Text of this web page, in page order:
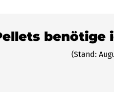
benötige
(Stand: